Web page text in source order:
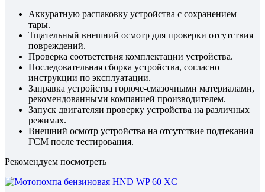
Аккуратную распаковку устройства с сохранением
тары.
Тщательный внешний осмотр для проверки отсутствия
повреждений.
Проверка соответствия комплектации устройства.
Последовательная сборка устройства, согласно
инструкции по эксплуатации.
Заправка устройства горюче-смазочными материалами,
рекомендованными компанией производителем.
Запуск двигателяи проверку устройства на различных
режимах.
Внешний осмотр устройства на отсутствие подтекания
ГСМ после тестирования.
Рекомендуем посмотреть